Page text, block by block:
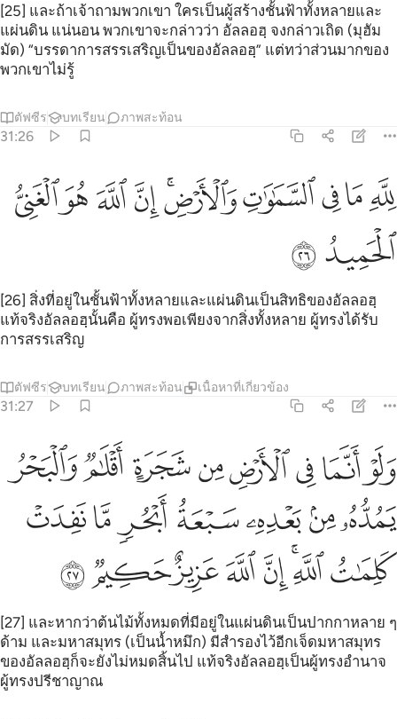
[25] และถ้าเจ้าถามพวกเขา ใครเป็นผู้สร้างชั้นฟ้าทั้งหลายและ
แผ่นดิน แน่นอน พวกเขาจะกล่าวว่า อัลลอฮฺ จงกล่าวเถิด (มุฮัม
มัด) “บรรดาการสรรเสริญเป็นของอัลลอฮฺ” แต่ทว่าส่วนมากของ
พวกเขาไม่รู้
ตัฟซีร บทเรียน ภาพสะท้อน
31:26
لله ما في السماوات والارض ان الله هو الغني الحميد ٢٦
لِلَّهِ مَا فِى ٱلسَّمَـٰوَٰتِ وَٱلْأَرْضِ ۚ إِنَّ ٱللَّهَ هُوَ ٱلْغَنِىُّ ٱلْحَمِيدُ ٢٦
ﲶﲷﲸﲹﲺﲻﲼﲽﲾﲿ
ﳀﳁ
[26] สิ่งที่อยู่ในชั้นฟ้าทั้งหลายและแผ่นดินเป็นสิทธิของอัลลอฮฺ
แท้จริงอัลลอฮฺนั้นคือ ผู้ทรงพอเพียงจากสิ่งทั้งหลาย ผู้ทรงได้รับ
การสรรเสริญ
ตัฟซีร บทเรียน ภาพสะท้อน เนื้อหาที่เกี่ยวข้อง
31:27
ولو انما في الارض من شجرة اقلام والبحر يمده من بعده سبعة ابحر ما
وَلَوْ أَنَّمَا فِى ٱلْأَرْضِ مِن شَجَرَةٍ أَقْلَـٰمٌۭ وَٱلْبَحْرُ يَمُدُّهُۥ مِنۢ بَعْدِهِۦ
ﳂ ﳃﳄﳅﳆﳇ ﳈﳉ
ﳊﳋﳌﳍ ﳎﳏﳐ
ﳑﳒﳓﳔﳕﳖﳗﳘ
[27] และหากว่าต้นไม้ทั้งหมดที่มีอยู่ในแผ่นดินเป็นปากกาหลาย ๆ
ด้าม และมหาสมุทร (เป็นน้ำหมึก) มีสำรองไว้อีกเจ็ดมหาสมุทร
ของอัลลอฮฺก็จะยังไม่หมดสิ้นไป แท้จริงอัลลอฮฺเป็นผู้ทรงอำนาจ
ผู้ทรงปรีชาญาณ